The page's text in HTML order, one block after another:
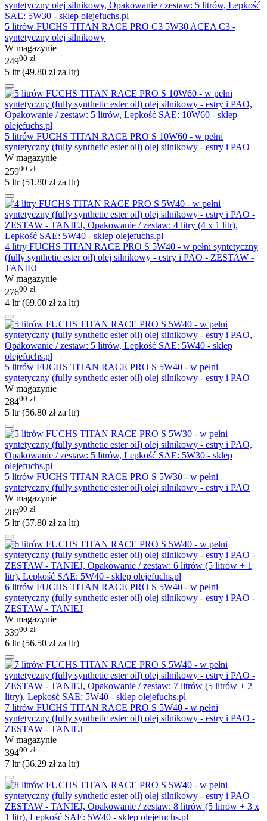
5 litrów FUCHS TITAN RACE PRO C3 5W30 ACEA C3 -
syntetyczny olej silnikowy
W magazynie
24900 zł
5 ltr (49.80 złza ltr)
5 litrów FUCHS TITAN RACE PRO S 10W60 - w pełni
syntetyczny (fully synthetic ester oil) olej silnikowy - estry i PAO
W magazynie
25900 zł
5 ltr (51.80 złza ltr)
4 litry FUCHS TITAN RACE PRO S 5W40 - w pełni syntetyczny
(fully synthetic ester oil) olej silnikowy - estry i PAO - ZESTAW -
TANIEJ
W magazynie
27600 zł
4 ltr (69.00 złza ltr)
5 litrów FUCHS TITAN RACE PRO S 5W40 - w pełni
syntetyczny (fully synthetic ester oil) olej silnikowy - estry i PAO
W magazynie
28400 zł
5 ltr (56.80 złza ltr)
5 litrów FUCHS TITAN RACE PRO S 5W30 - w pełni
syntetyczny (fully synthetic ester oil) olej silnikowy - estry i PAO
W magazynie
28900 zł
5 ltr (57.80 złza ltr)
6 litrów FUCHS TITAN RACE PRO S 5W40 - w pełni
syntetyczny (fully synthetic ester oil) olej silnikowy - estry i PAO -
ZESTAW - TANIEJ
W magazynie
33900 zł
6 ltr (56.50 złza ltr)
7 litrów FUCHS TITAN RACE PRO S 5W40 - w pełni
syntetyczny (fully synthetic ester oil) olej silnikowy - estry i PAO -
ZESTAW - TANIEJ
W magazynie
39400 zł
7 ltr (56.29 złza ltr)